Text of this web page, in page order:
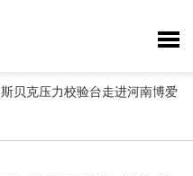
斯贝克压力校验台走进河南博爱